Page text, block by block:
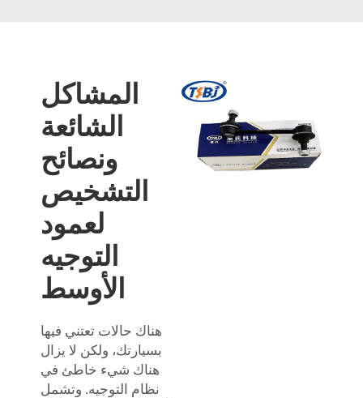
المشاكل
الشائعة
ونصائح
التشخيص
لعمود
التوجيه
الأوسط
هناك حالات تعتني فيها
بسيارتك، ولكن لا يزال
هناك شيء خاطئ في
نظام التوجيه. وتشمل